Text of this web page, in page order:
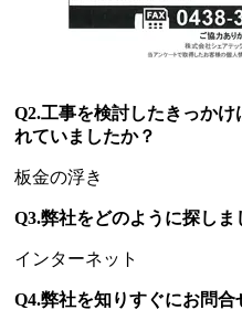
Q2.工事を検討したきっか
れていましたか？
板金の浮き
Q3.弊社をどのように探しま
インターネット
Q4.弊社を知りすぐにお問